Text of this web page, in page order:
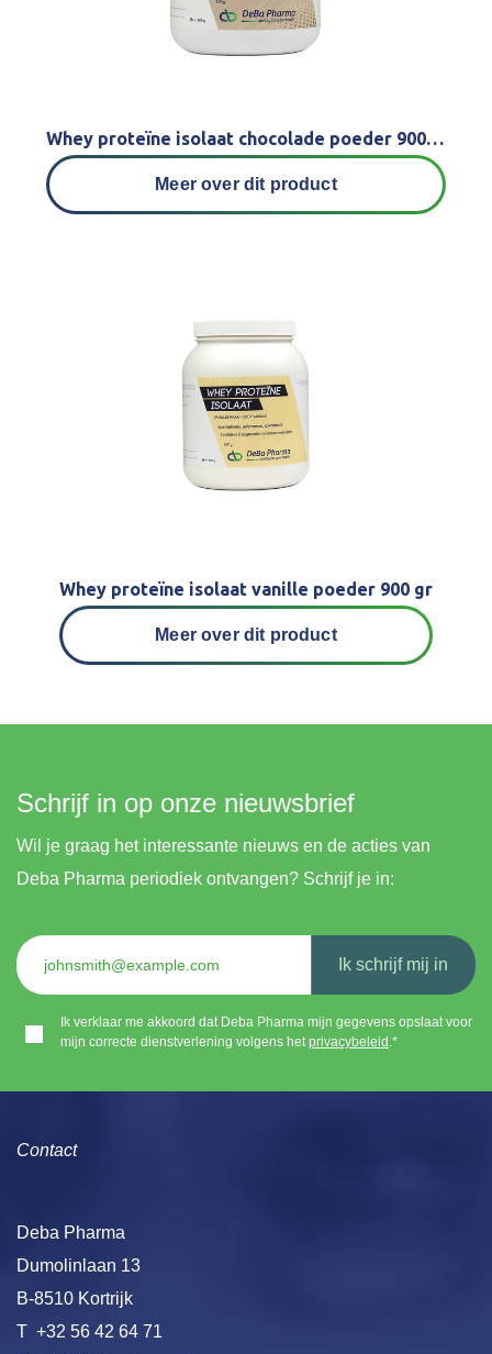
Whey proteïne isolaat chocolade poeder 900 gr
Meer over dit product
Whey proteïne isolaat vanille poeder 900 gr
Meer over dit product
Ik schrijf mij in
Ik verklaar me akkoord dat Deba Pharma mijn gegevens opslaat voor
mijn correcte dienstverlening volgens hetprivacybeleid .*
Schrijf in op onze nieuwsbrief
Wil je graag het interessante nieuws en de acties van
Deba Pharma periodiek ontvangen? Schrijf je in:
Contact
Deba Pharma
Dumolinlaan 13
B-8510 Kortrijk
T +32 56 42 64 71